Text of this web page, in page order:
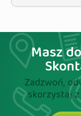
Masz
Zadzwoń,
skorzystaj